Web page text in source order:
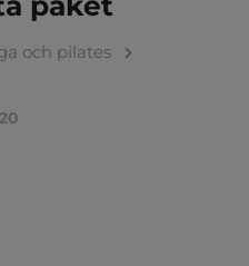
och pilates